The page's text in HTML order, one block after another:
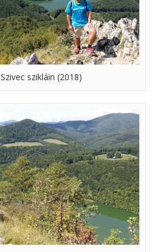
szikláin (2018)